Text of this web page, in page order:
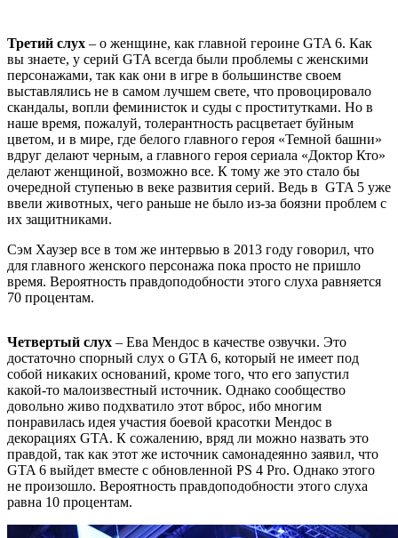
Третий слух – о женщине, как главной героине GTA 6. Как
вы знаете, у серий GTA всегда были проблемы с женскими
персонажами, так как они в игре в большинстве своем
выставлялись не в самом лучшем свете, что провоцировало
скандалы, вопли феминисток и суды с проститутками. Но в
наше время, пожалуй, толерантность расцветает буйным
цветом, и в мире, где белого главного героя «Темной башни»
вдруг делают черным, а главного героя сериала «Доктор Кто»
делают женщиной, возможно все. К тому же это стало бы
очередной ступенью в веке развития серий. Ведь в GTA 5 уже
ввели животных, чего раньше не было из-за боязни проблем с
их защитниками.
Сэм Хаузер все в том же интервью в 2013 году говорил, что
для главного женского персонажа пока просто не пришло
время. Вероятность правдоподобности этого слуха равняется
70 процентам.
Четвертый слух – Ева Мендос в качестве озвучки. Это
достаточно спорный слух о GTA 6, который не имеет под
собой никаких оснований, кроме того, что его запустил
какой-то малоизвестный источник. Однако сообщество
довольно живо подхватило этот вброс, ибо многим
понравилась идея участия боевой красотки Мендос в
декорациях GTA. К сожалению, вряд ли можно назвать это
правдой, так как этот же источник самонадеянно заявил, что
GTA 6 выйдет вместе с обновленной PS 4 Pro. Однако этого
не произошло. Вероятность правдоподобности этого слуха
равна 10 процентам.